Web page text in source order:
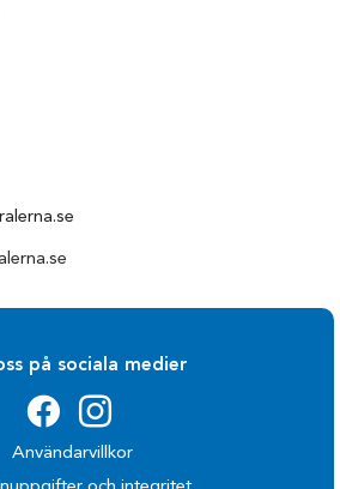
på sociala medier
Användarvillkor